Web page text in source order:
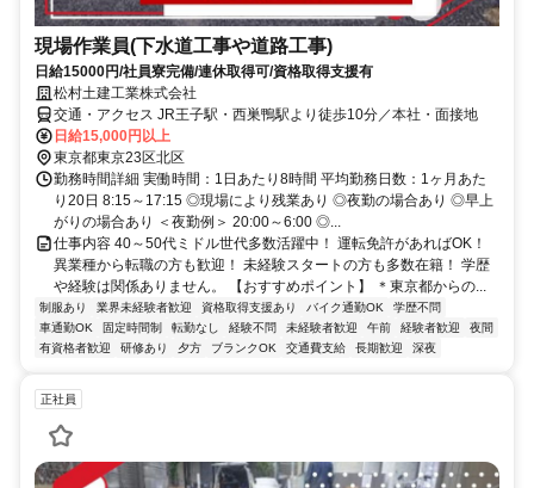
現場作業員(下水道工事や道路工事)
日給15000円/社員寮完備/連休取得可/資格取得支援有
松村土建工業株式会社
交通・アクセス JR王子駅・西巣鴨駅より徒歩10分／本社・面接地
日給15,000円以上
東京都東京23区北区
勤務時間詳細 実働時間：1日あたり8時間 平均勤務日数：1ヶ月あた
り20日 8:15～17:15 ◎現場により残業あり ◎夜勤の場合あり ◎早上
がりの場合あり ＜夜勤例＞ 20:00～6:00 ◎...
仕事内容 40～50代ミドル世代多数活躍中！ 運転免許があればOK！
異業種から転職の方も歓迎！ 未経験スタートの方も多数在籍！ 学歴
や経験は関係ありません。 【おすすめポイント】 ＊東京都からの...
制服あり 業界未経験者歓迎 資格取得支援あり バイク通勤OK
学歴不問
車通勤OK
固定時間制 転勤なし 経験不問 未経験者歓迎 午前 経験者歓迎
夜間
有資格者歓迎
研修あり 夕方 ブランクOK 交通費支給 長期歓迎 深夜
正社員